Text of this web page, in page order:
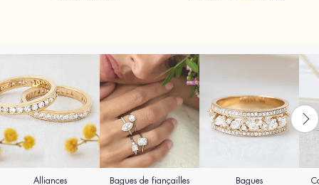
Alliances Bagues de fiançailles Bagues